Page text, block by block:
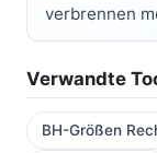
verbrennen
Verwandte
BH-Größen